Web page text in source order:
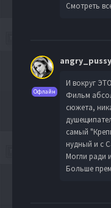
Смотреть
Офлайн
angry_pussy
И вокруг
Фильм
сюжета,
самый
нудный и с
Могли ради
Больше